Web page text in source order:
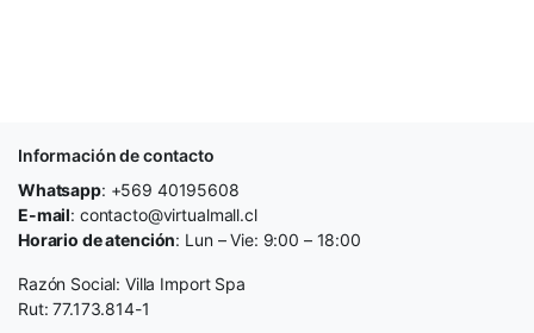
Información de contacto
Whatsapp: +569 40195608
E-mail: contacto@virtualmall.cl
Horario de atención: Lun – Vie: 9:00 – 18:00
Razón Social: Villa Import Spa
Rut: 77.173.814-1